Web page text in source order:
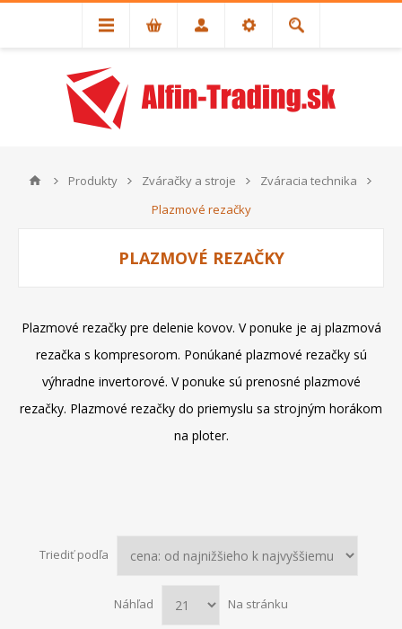
Produkty Zváračky a stroje
Zváracia technika
Plazmové rezačky
PLAZMOVÉ REZAČKY
Plazmové rezačky pre delenie kovov. V ponuke je aj plazmová
rezačka s kompresorom. Ponúkané plazmové rezačky sú
výhradne invertorové. V ponuke sú prenosné plazmové
rezačky. Plazmové rezačky do priemyslu sa strojným horákom
na ploter.
Triediť podľa
Náhľad Na stránku